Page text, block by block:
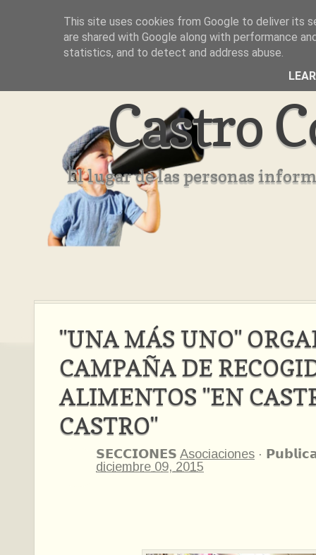
Inicio Aviso Legal Quienes Somos ??
Castro
El lugar de las personas
"UNA MÁS UNO"
CAMPAÑA DE
ALIMENTOS "EN
CASTRO"
𝗦𝗘𝗖𝗖𝗜𝗢𝗡𝗘𝗦 Asociaciones ·
diciembre 09, 2015
This site uses cookies from Google to deliver its
are shared with Google along with performance
statistics, and to detect and address abuse.